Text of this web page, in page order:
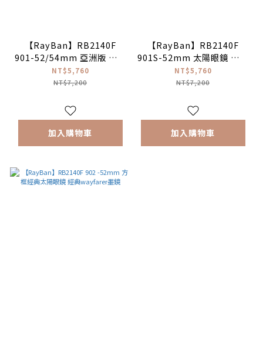
【RayBan】RB2140F
901-52/54mm 亞洲版 經典
wayfarer 全球熱銷明星熱
愛款墨鏡
NT$5,760
NT$7,200
加入購物車
【RayBan】RB2140F
901S-52mm 太陽眼鏡 經典
wayfarer♣(霧黑色|G-15
綠色)
NT$5,760
NT$7,200
加入購物車